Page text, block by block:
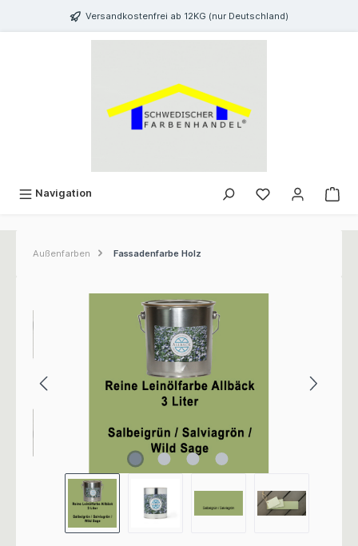
springen Versandkostenfrei ab 12KG (nur Deutschland)
Navigation
Außenfarben Fassadenfarbe Holz